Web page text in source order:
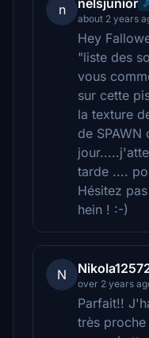
n nelsjunior
about 2 years
Hey
"liste des
vous
sur cette
la texture
de SPAWN
tarde ....
Hésitez
hein ! :-)
N
over 2 years
Parfait!!
très proche